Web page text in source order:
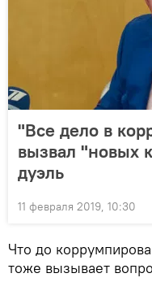
"Все дело в
вызвал "новых
дуэль
11 февраля 2019, 10:30
Что до
тоже вызывает